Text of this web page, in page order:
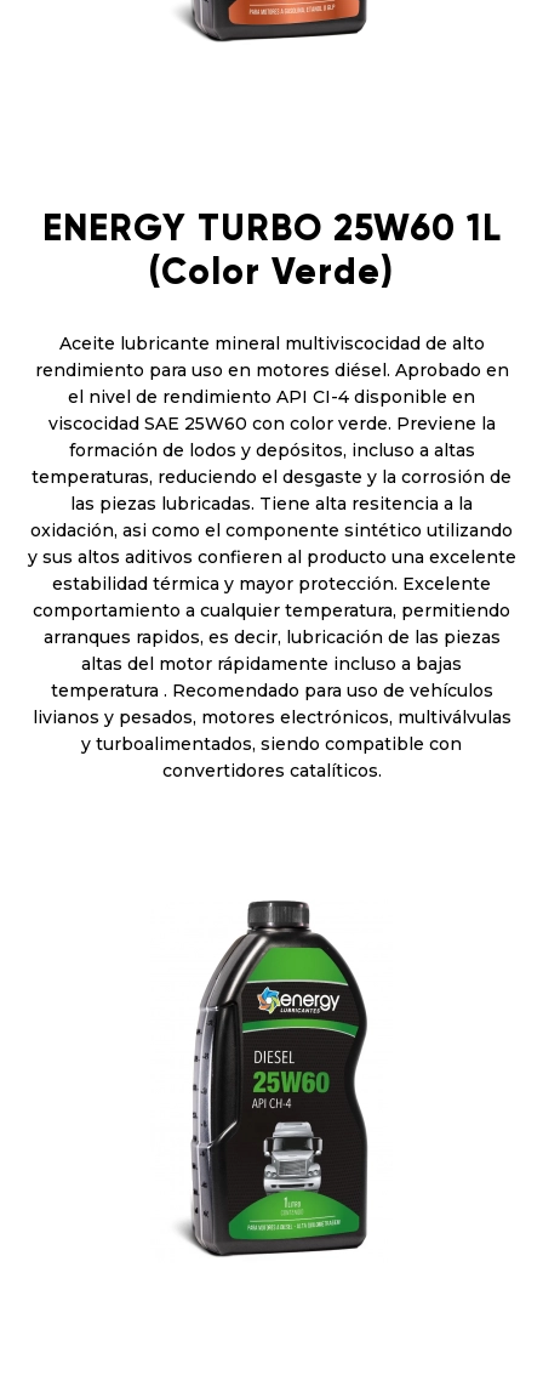
ENERGY TURBO 25W60 1L
(Color Verde)
Aceite lubricante mineral multiviscocidad de alto
rendimiento para uso en motores diésel. Aprobado en
el nivel de rendimiento API CI-4 disponible en
viscocidad SAE 25W60 con color verde. Previene la
formación de lodos y depósitos, incluso a altas
temperaturas, reduciendo el desgaste y la corrosión de
las piezas lubricadas. Tiene alta resitencia a la
oxidación, asi como el componente sintético utilizando
y sus altos aditivos confieren al producto una excelente
estabilidad térmica y mayor protección. Excelente
comportamiento a cualquier temperatura, permitiendo
arranques rapidos, es decir, lubricación de las piezas
altas del motor rápidamente incluso a bajas
temperatura . Recomendado para uso de vehículos
livianos y pesados, motores electrónicos, multiválvulas
y turboalimentados, siendo compatible con
convertidores catalíticos.